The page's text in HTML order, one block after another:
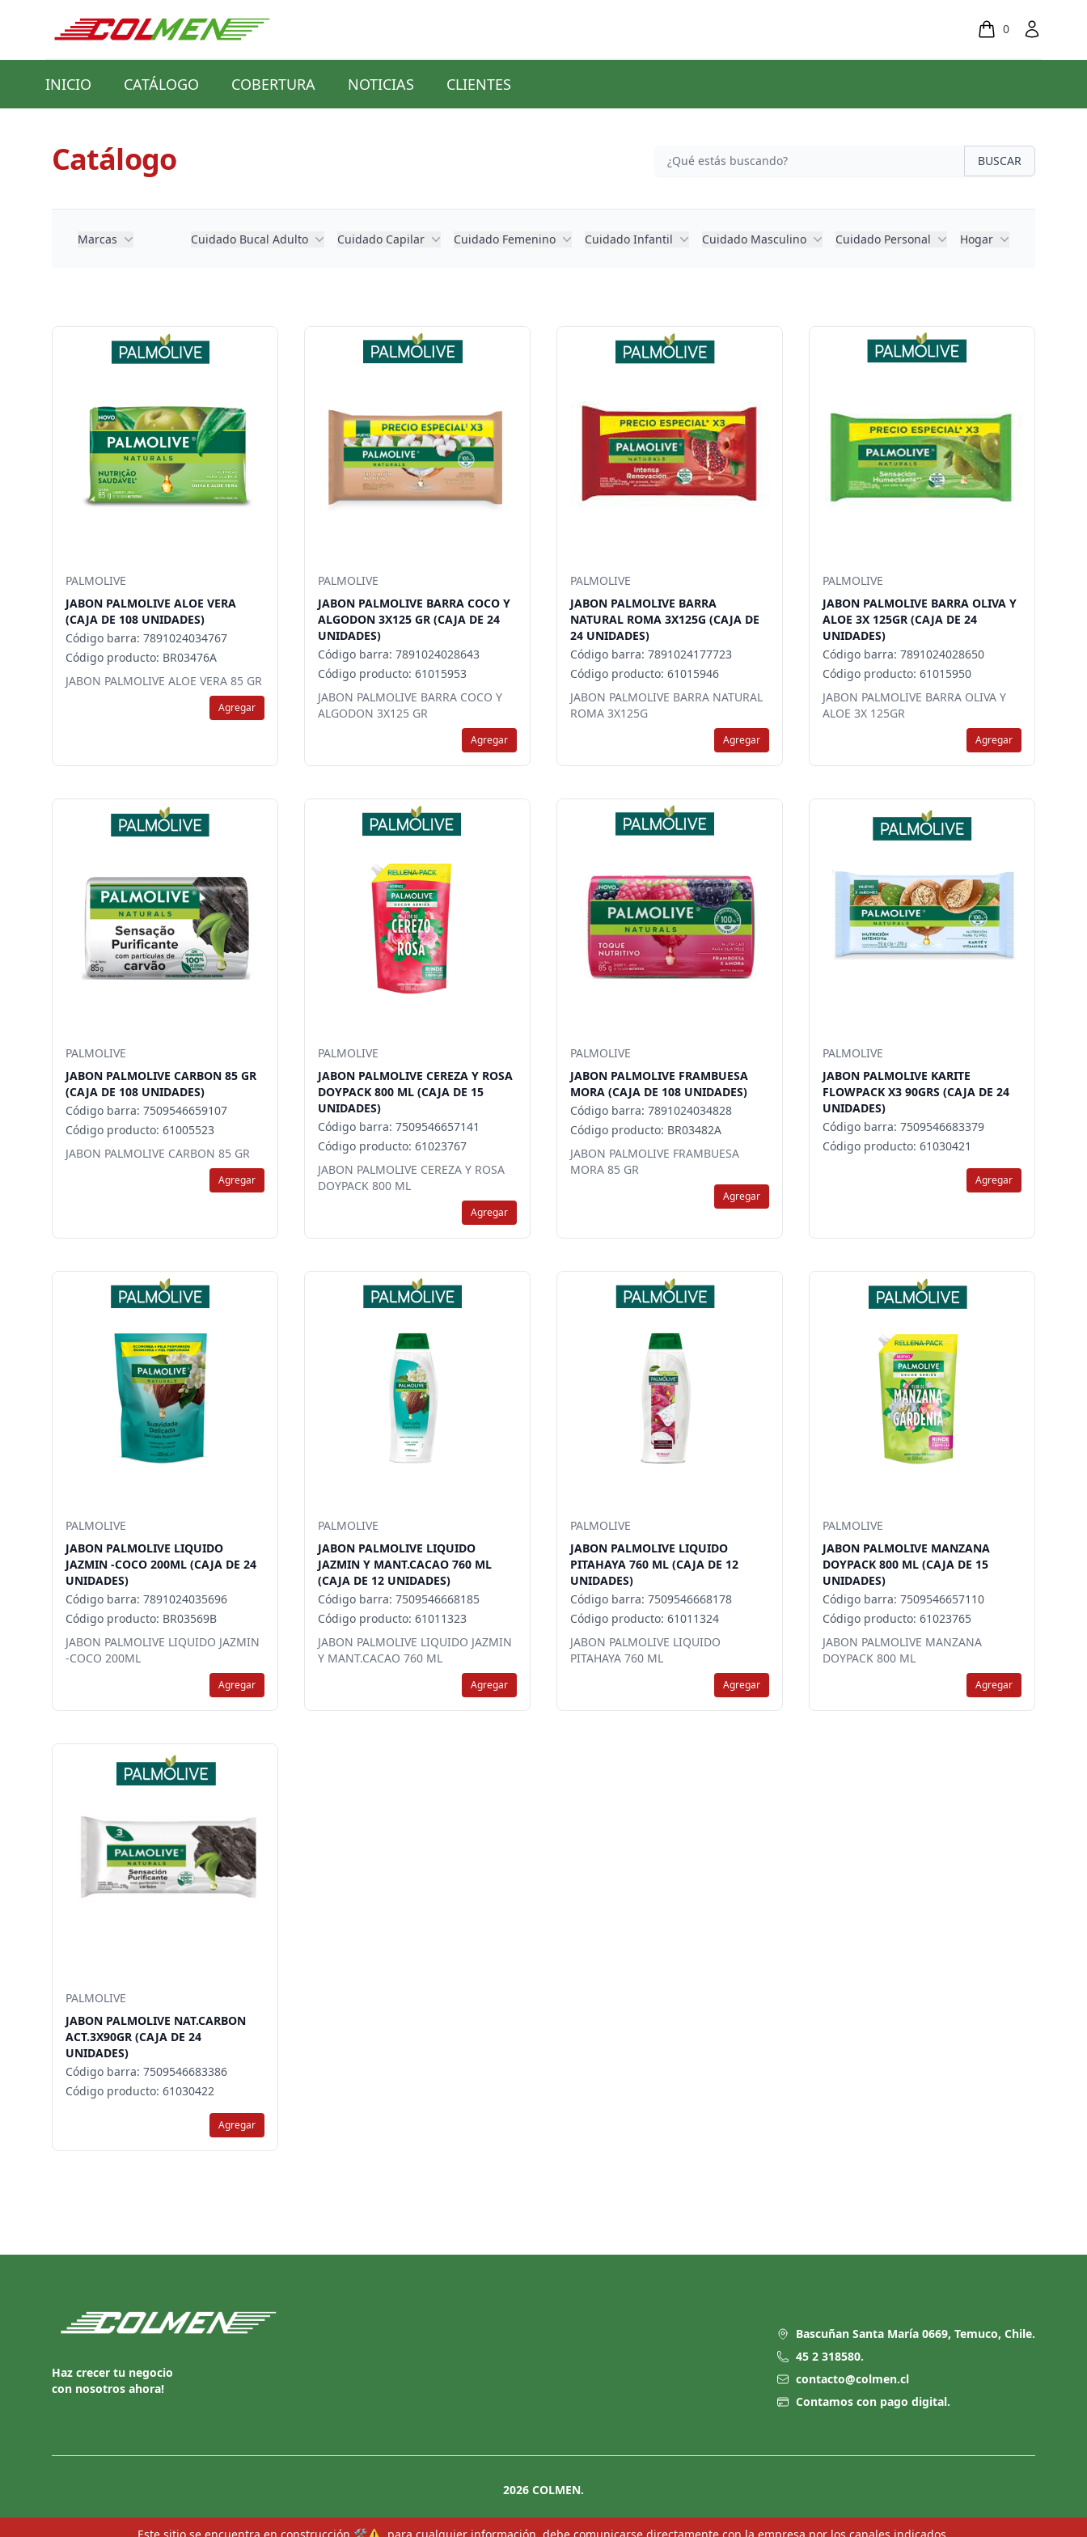
0
INICIO CATÁLOGO COBERTURA NOTICIAS CLIENTES
Catálogo BUSCAR
Marcas Cuidado Bucal Adulto Cuidado Capilar Cuidado Femenino Cuidado Infantil Cuidado Masculino Cuidado Personal Hogar
PALMOLIVE
JABON PALMOLIVE ALOE VERA
(CAJA DE 108 UNIDADES)
Código barra: 7891024034767
Código producto: BR03476A
JABON PALMOLIVE ALOE VERA 85 GR
Agregar
PALMOLIVE
JABON PALMOLIVE BARRA COCO Y
ALGODON 3X125 GR (CAJA DE 24
UNIDADES)
Código barra: 7891024028643
Código producto: 61015953
JABON PALMOLIVE BARRA COCO Y
ALGODON 3X125 GR
Agregar
PALMOLIVE
JABON PALMOLIVE BARRA
NATURAL ROMA 3X125G (CAJA DE
24 UNIDADES)
Código barra: 7891024177723
Código producto: 61015946
JABON PALMOLIVE BARRA NATURAL
ROMA 3X125G
Agregar
PALMOLIVE
JABON PALMOLIVE BARRA OLIVA Y
ALOE 3X 125GR (CAJA DE 24
UNIDADES)
Código barra: 7891024028650
Código producto: 61015950
JABON PALMOLIVE BARRA OLIVA Y
ALOE 3X 125GR
Agregar
PALMOLIVE
JABON PALMOLIVE CARBON 85 GR
(CAJA DE 108 UNIDADES)
Código barra: 7509546659107
Código producto: 61005523
JABON PALMOLIVE CARBON 85 GR
Agregar
PALMOLIVE
JABON PALMOLIVE CEREZA Y ROSA
DOYPACK 800 ML (CAJA DE 15
UNIDADES)
Código barra: 7509546657141
Código producto: 61023767
JABON PALMOLIVE CEREZA Y ROSA
DOYPACK 800 ML
Agregar
PALMOLIVE
JABON PALMOLIVE FRAMBUESA
MORA (CAJA DE 108 UNIDADES)
Código barra: 7891024034828
Código producto: BR03482A
JABON PALMOLIVE FRAMBUESA
MORA 85 GR
Agregar
PALMOLIVE
JABON PALMOLIVE KARITE
FLOWPACK X3 90GRS (CAJA DE 24
UNIDADES)
Código barra: 7509546683379
Código producto: 61030421
Agregar
PALMOLIVE
JABON PALMOLIVE LIQUIDO
JAZMIN -COCO 200ML (CAJA DE 24
UNIDADES)
Código barra: 7891024035696
Código producto: BR03569B
JABON PALMOLIVE LIQUIDO JAZMIN
-COCO 200ML
Agregar
PALMOLIVE
JABON PALMOLIVE LIQUIDO
JAZMIN Y MANT.CACAO 760 ML
(CAJA DE 12 UNIDADES)
Código barra: 7509546668185
Código producto: 61011323
JABON PALMOLIVE LIQUIDO JAZMIN
Y MANT.CACAO 760 ML
Agregar
PALMOLIVE
JABON PALMOLIVE LIQUIDO
PITAHAYA 760 ML (CAJA DE 12
UNIDADES)
Código barra: 7509546668178
Código producto: 61011324
JABON PALMOLIVE LIQUIDO
PITAHAYA 760 ML
Agregar
PALMOLIVE
JABON PALMOLIVE MANZANA
DOYPACK 800 ML (CAJA DE 15
UNIDADES)
Código barra: 7509546657110
Código producto: 61023765
JABON PALMOLIVE MANZANA
DOYPACK 800 ML
Agregar
PALMOLIVE
JABON PALMOLIVE NAT.CARBON
ACT.3X90GR (CAJA DE 24
UNIDADES)
Código barra: 7509546683386
Código producto: 61030422
Agregar
Haz crecer tu negocio
con nosotros ahora!
Bascuñan Santa María 0669, Temuco, Chile.
45 2 318580.
contacto@colmen.cl
Contamos con pago digital.
2026 COLMEN.